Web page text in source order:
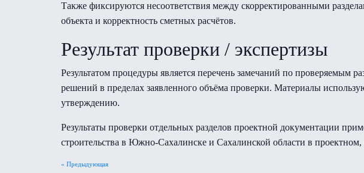
Также фиксируются несоответствия между скорректированными
объекта и корректность сметных расчётов.
Результат проверки / экспертизы
Результатом процедуры является перечень замечаний по проверяемым
решений в пределах заявленного объёма проверки. Материалы
утверждению.
Результаты проверки отдельных разделов проектной документации
строительства в Южно-Сахалинске и Сахалинской области в
« Предыдующая